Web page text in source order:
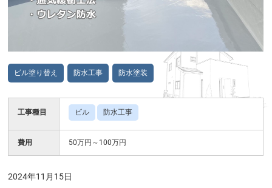
ビル塗り替え 防水工事 防水塗装
工事種目 ビル 防水工事
費用 50万円～100万円
2024年11月15日